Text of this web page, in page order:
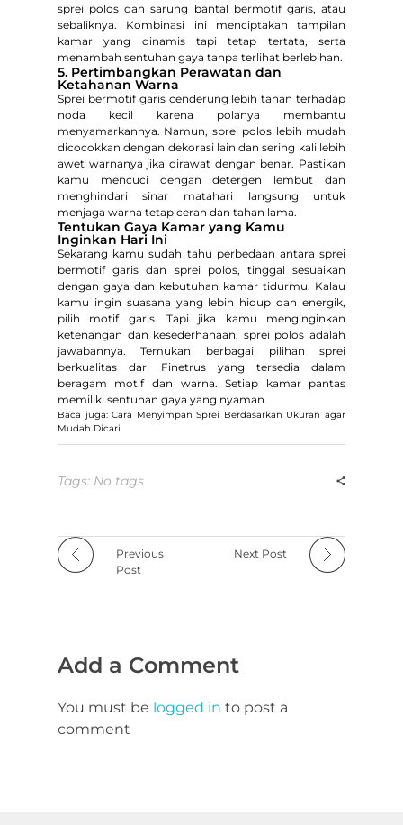
sprei polos dan sarung bantal bermotif garis, atau
sebaliknya. Kombinasi ini menciptakan tampilan
kamar yang dinamis tapi tetap tertata, serta
menambah sentuhan gaya tanpa terlihat berlebihan.
5. Pertimbangkan Perawatan dan
Ketahanan Warna
Sprei bermotif garis cenderung lebih tahan terhadap
noda kecil karena polanya membantu
menyamarkannya. Namun, sprei polos lebih mudah
dicocokkan dengan dekorasi lain dan sering kali lebih
awet warnanya jika dirawat dengan benar. Pastikan
kamu mencuci dengan detergen lembut dan
menghindari sinar matahari langsung untuk
menjaga warna tetap cerah dan tahan lama.
Tentukan Gaya Kamar yang Kamu
Inginkan Hari Ini
Sekarang kamu sudah tahu perbedaan antara sprei
bermotif garis dan sprei polos, tinggal sesuaikan
dengan gaya dan kebutuhan kamar tidurmu. Kalau
kamu ingin suasana yang lebih hidup dan energik,
pilih motif garis. Tapi jika kamu menginginkan
ketenangan dan kesederhanaan, sprei polos adalah
jawabannya. Temukan berbagai pilihan sprei
berkualitas dari Finetrus yang tersedia dalam
beragam motif dan warna. Setiap kamar pantas
memiliki sentuhan gaya yang nyaman.
Baca juga: Cara Menyimpan Sprei Berdasarkan Ukuran agar
Mudah Dicari
Tags: No tags
Previous
Post
Next Post
Add a Comment
You must be logged in to post a
comment